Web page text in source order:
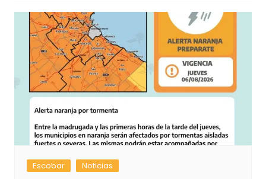
Escobar Noticias